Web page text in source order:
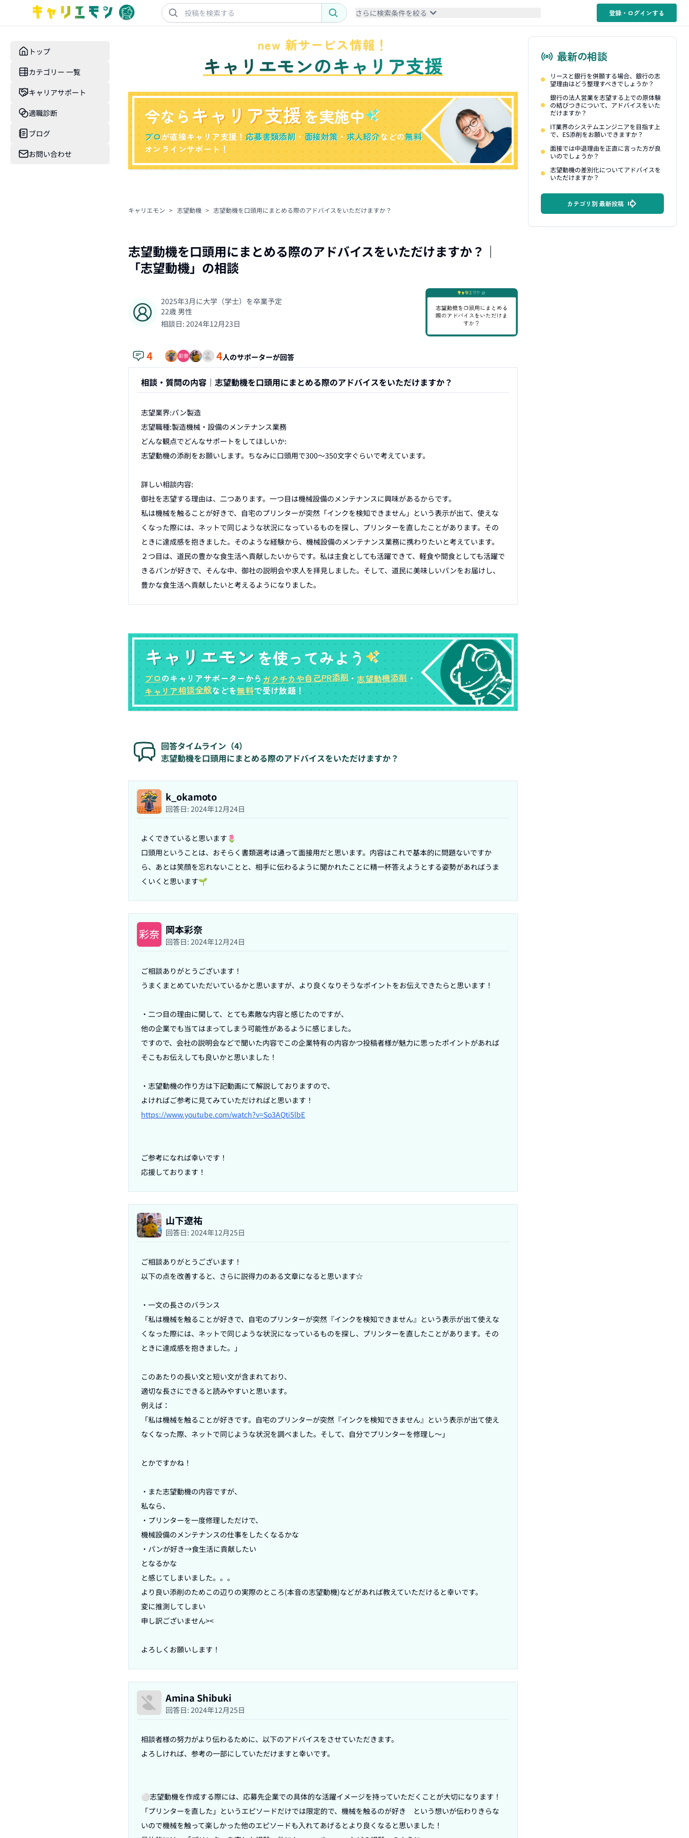
さらに検索条件を絞る 登録・ログインする
トップ
カテゴリー 一覧
キャリアサポート
適職診断
ブログ
お問い合わせ
new 新サービス情報！
キャリエモンのキャリア支援
今ならキャリア支援を実施中
プロが直接キャリア支援！応募書類添削 ・面接対策 ・求人紹介などの無料
オンラインサポート！
キャリエモン > 志望動機 > 志望動機を口頭用にまとめる際のアドバイスをいただけますか？
志望動機を口頭用にまとめる際のアドバイスをいただけますか？ ｜
「志望動機」の相談
2025年3月に大学（学士）を卒業予定
22歳 男性
相談日: 2024年12月23日
4 4人のサポーターが回答
相談・質問の内容｜ 志望動機を口頭用にまとめる際のアドバイスをいただけますか？
志望業界:パン製造
志望職種:製造機械・設備のメンテナンス業務
どんな観点でどんなサポートをしてほしいか:
志望動機の添削をお願いします。ちなみに口頭用で300～350文字ぐらいで考えています。
詳しい相談内容:
御社を志望する理由は、二つあります。一つ目は機械設備のメンテナンスに興味があるからです。
私は機械を触ることが好きで、自宅のプリンターが突然「インクを検知できません」という表示が出て、使えな
くなった際には、ネットで同じような状況になっているものを探し、プリンターを直したことがあります。その
ときに達成感を抱きました。そのような経験から、機械設備のメンテナンス業務に携わりたいと考えています。
２つ目は、道民の豊かな食生活へ貢献したいからです。私は主食としても活躍できて、軽食や間食としても活躍で
きるパンが好きで、そんな中、御社の説明会や求人を拝見しました。そして、道民に美味しいパンをお届けし、
キャリエモン を使ってみよう
プロのキャリアサポーターからガクチカや自己PR添削・志望動機添削・
キャリア相談全般などを無料で受け放題！
回答タイムライン（4）
志望動機を口頭用にまとめる際のアドバイスをいただけますか？
k_okamoto
回答日: 2024年12月24日
よくできていると思います🌷
口頭用ということは、おそらく書類選考は通って面接用だと思います。内容はこれで基本的に問題ないですか
ら、あとは笑顔を忘れないことと、相手に伝わるように聞かれたことに精一杯答えようとする姿勢があればうま
くいくと思います🌱
岡本彩奈
回答日: 2024年12月24日
ご相談ありがとうございます！
うまくまとめていただいているかと思いますが、より良くなりそうなポイントをお伝えできたらと思います！
・二つ目の理由に関して、とても素敵な内容と感じたのですが、
他の企業でも当てはまってしまう可能性があるように感じました。
ですので、会社の説明会などで聞いた内容でこの企業特有の内容かつ投稿者様が魅力に思ったポイントがあれば
そこもお伝えしても良いかと思いました！
・志望動機の作り方は下記動画にて解説しておりますので、
https://www.youtube.com/watch?v=So3AQti5lbE
ご参考になれば幸いです！
山下遼祐
回答日: 2024年12月25日
ご相談ありがとうございます！
以下の点を改善すると、さらに説得力のある文章になると思います☆
・一文の長さのバランス
「私は機械を触ることが好きで、自宅のプリンターが突然『インクを検知できません』という表示が出て使えな
くなった際には、ネットで同じような状況になっているものを探し、プリンターを直したことがあります。その
ときに達成感を抱きました。」
このあたりの長い文と短い文が含まれており、
適切な長さにできると読みやすいと思います。
例えば：
「私は機械を触ることが好きです。自宅のプリンターが突然『インクを検知できません』という表示が出て使え
なくなった際、ネットで同じような状況を調べました。そして、自分でプリンターを修理し〜」
とかですかね！
・また志望動機の内容ですが、
私なら、
・プリンターを一度修理しただけで、
機械設備のメンテナンスの仕事をしたくなるかな
・パンが好き→食生活に貢献したい
となるかな
と感じてしまいました。。。
より良い添削のためこの辺りの実際のところ(本音の志望動機)などがあれば教えていただけると幸いです。
変に推測してしまい
申し訳ございません><
Amina Shibuki
回答日: 2024年12月25日
相談者様の努力がより伝わるために、以下のアドバイスをさせていただきます。
よろしければ、参考の一部にしていただけますと幸いです。
⚪︎志望動機を作成する際には、応募先企業での具体的な活躍イメージを持っていただくことが大切になります！
「プリンターを直した」というエピソードだけでは限定的で、機械を触るのが好き　という想いが伝わりきらな
いので機械を触って楽しかった他のエピソードも入れてあげるとより良くなると思いました！
最新の相談
リースと銀行を併願する場合、銀行の志
望理由はどう整理すべきでしょうか？
銀行の法人営業を志望する上での原体験
の結びつきについて、アドバイスをいた
だけますか？
IT業界のシステムエンジニアを目指す上
で、ES添削をお願いできますか？
面接では中退理由を正直に言った方が良
いのでしょうか？
志望動機の差別化についてアドバイスを
いただけますか？
カテゴリ別 最新投稿